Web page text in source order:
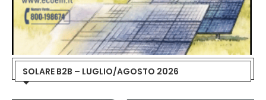
SOLARE B2B – LUGLIO/AGOSTO 2026